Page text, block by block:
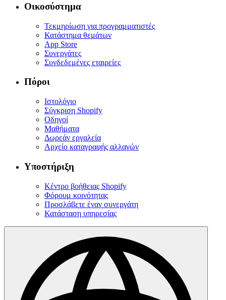
Οικοσύστημα
Τεκμηρίωση για προγραμματιστές
Κατάστημα θεμάτων
App Store
Συνεργάτες
Συνδεδεμένες εταιρείες
Πόροι
Ιστολόγιο
Σύγκριση Shopify
Οδηγοί
Μαθήματα
Δωρεάν εργαλεία
Αρχείο καταγραφής αλλαγών
Υποστήριξη
Κέντρο βοήθειας Shopify
Φόρουμ κοινότητας
Προσλάβετε έναν συνεργάτη
Κατάσταση υπηρεσίας